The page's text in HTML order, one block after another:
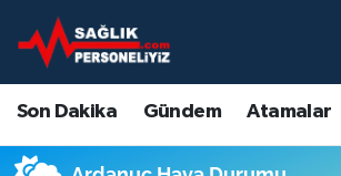
Son Dakika Gündem Atamalar
Son Dakika
Gündem
Nöbetçi Eczaneler
Hava Durumu